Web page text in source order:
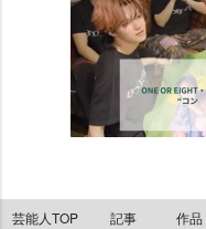
芸能人TOP 記事 作品